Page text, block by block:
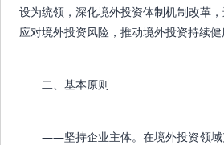
设为统领，深化境外投资体制机制改革
应对境外投资风险，推动境外投资持续
二、基本原则
——坚持企业主体。在境外投资领域